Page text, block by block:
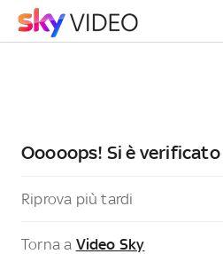
Ooooops! Si è
Riprova più tardi
Torna a Video Sky